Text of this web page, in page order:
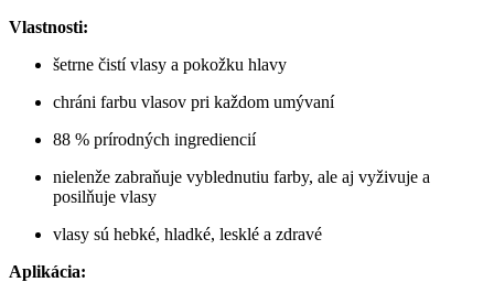
Vlastnosti:
šetrne čistí vlasy a pokožku hlavy
chráni farbu vlasov pri každom umývaní
88 % prírodných ingrediencií
nielenže zabraňuje vyblednutiu farby, ale aj vyživuje a
posilňuje vlasy
vlasy sú hebké, hladké, lesklé a zdravé
Aplikácia: